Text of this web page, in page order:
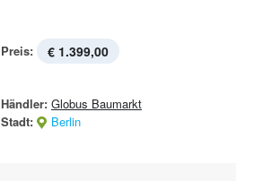
Preis: € 1.399,00
Händler: Globus Baumarkt
Stadt:
Berlin